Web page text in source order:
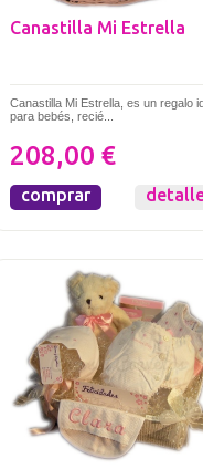
Canastilla Mi Estrella
Canastilla Mi Estrella, es un regalo
para bebés, recié...
208,00 €
comprar